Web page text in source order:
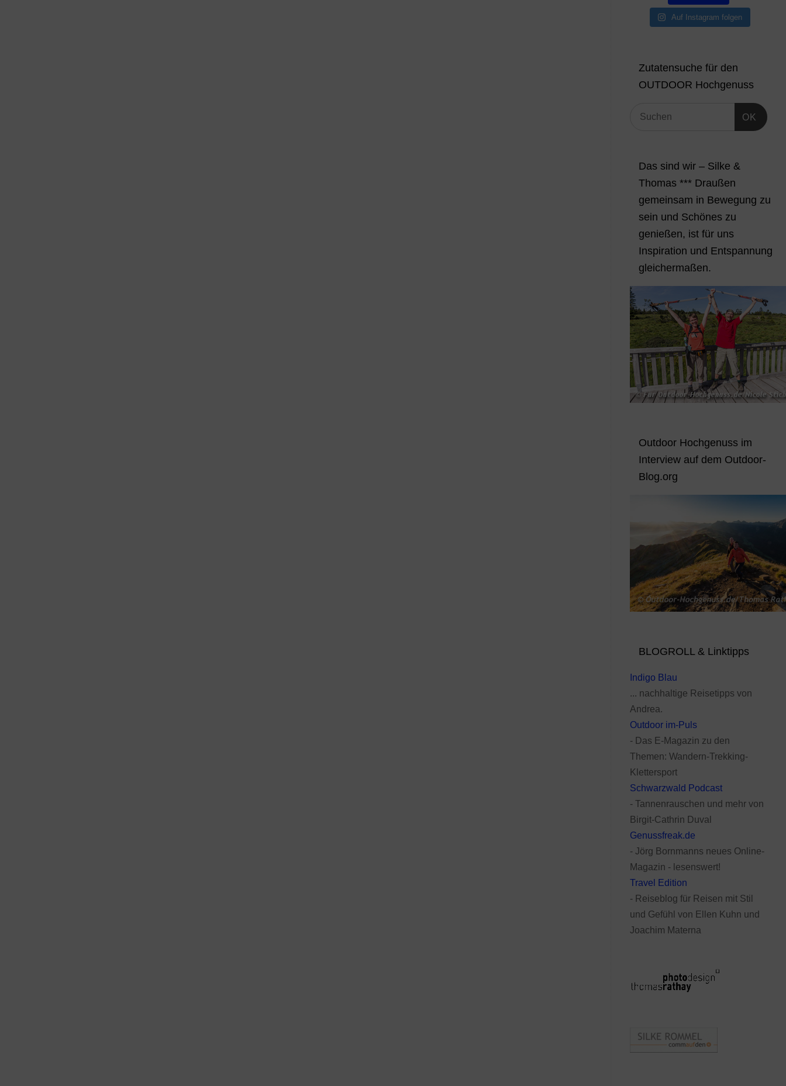
Auf Instagram folgen
Zutatensuche für den
OUTDOOR Hochgenuss
OK
Das sind wir – Silke &
Thomas *** Draußen
gemeinsam in Bewegung zu
sein und Schönes zu
genießen, ist für uns
Inspiration und Entspannung
gleichermaßen.
Outdoor Hochgenuss im
Interview auf dem Outdoor-
Blog.org
BLOGROLL & Linktipps
Indigo Blau
... nachhaltige Reisetipps von
Andrea.
Outdoor im-Puls
- Das E-Magazin zu den
Themen: Wandern-Trekking-
Klettersport
Schwarzwald Podcast
- Tannenrauschen und mehr von
Birgit-Cathrin Duval
Genussfreak.de
- Jörg Bornmanns neues Online-
Magazin - lesenswert!
Travel Edition
- Reiseblog für Reisen mit Stil
und Gefühl von Ellen Kuhn und
Joachim Materna